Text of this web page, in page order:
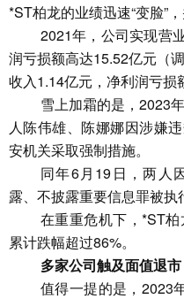
*ST柏龙的业绩迅速“变脸”
2021年，公司实现营
润亏损额高达15.52亿元（
收入1.14亿元，净利润亏损
雪上加霜的是，2023
人陈伟雄、陈娜娜因涉嫌
安机关采取强制措施。
同年6月19日，两人
露、不披露重要信息罪被执
在重重危机下，*ST
累计跌幅超过86%。
多家公司触及面值退市
值得一提的是，2023